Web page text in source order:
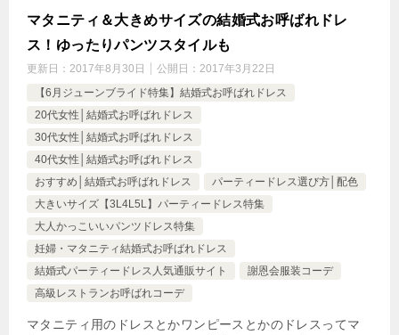
マタニティ＆大きめサイズの結婚式お呼ばれドレ
ス！ゆったりパンツスタイルも
更新日： 2017年8月30日 公開日： 2017年3月22日
【6月ジューンブライド特集】結婚式お呼ばれドレス
20代女性│結婚式お呼ばれドレス
30代女性│結婚式お呼ばれドレス
40代女性│結婚式お呼ばれドレス
おすすめ│結婚式お呼ばれドレス
パーティードレス選び方│配色
大きいサイズ【3L4L5L】パーティードレス特集
大人かっこいいパンツドレス特集
妊婦・マタニティ結婚式お呼ばれドレス
結婚式パーティードレス人気通販サイト
謝恩会服装コーデ
高級レストランお呼ばれコーデ
マタニティ用のドレスとかワンピースとかのドレスってマ